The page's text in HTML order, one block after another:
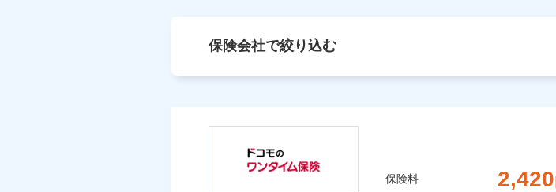
保険会社で絞り込む
保険料 2,420